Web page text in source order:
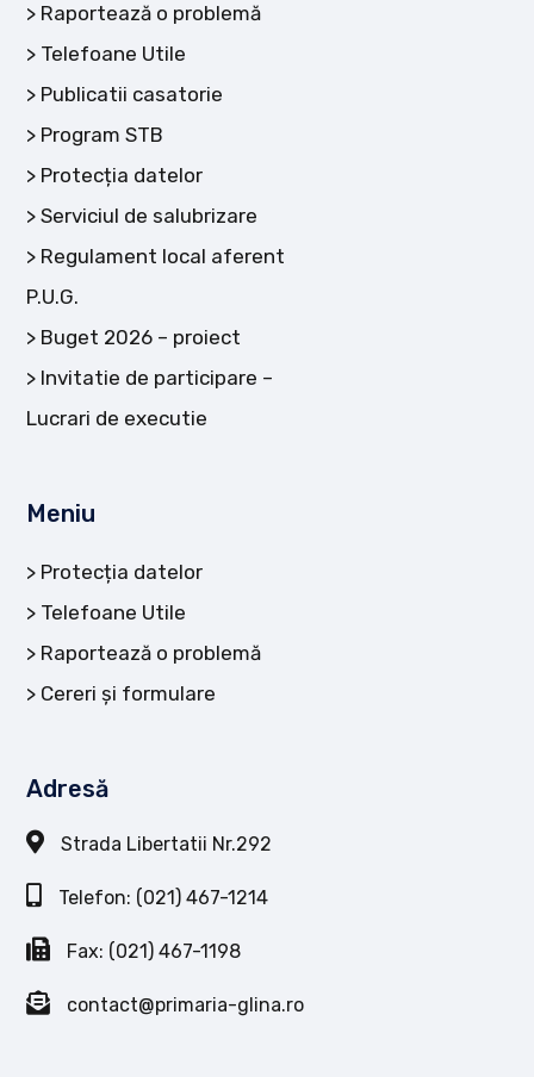
Raportează o problemă
Telefoane Utile
Publicatii casatorie
Program STB
Protecția datelor
Serviciul de salubrizare
Regulament local aferent
P.U.G.
Buget 2026 – proiect
Invitatie de participare –
Lucrari de executie
Meniu
Protecția datelor
Telefoane Utile
Raportează o problemă
Cereri și formulare
Adresă
Strada Libertatii Nr.292
Telefon: (021) 467-1214
Fax: (021) 467-1198
contact@primaria-glina.ro